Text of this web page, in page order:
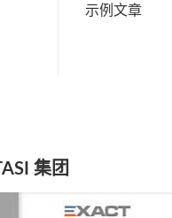
示例文章
TASI 集团